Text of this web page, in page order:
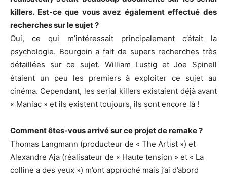
killers. Est-ce que vous avez également effectué des
recherches sur le sujet ?
Oui, ce qui m’intéressait principalement c’était la
psychologie. Bourgoin a fait de supers recherches très
détaillées sur ce sujet. William Lustig et Joe Spinell
étaient un peu les premiers à exploiter ce sujet au
cinéma. Cependant, les serial killers existaient déjà avant
« Maniac » et ils existent toujours, ils sont encore là !
Comment êtes-vous arrivé sur ce projet de remake ?
Thomas Langmann (producteur de « The Artist ») et
Alexandre Aja (réalisateur de « Haute tension » et « La
colline a des yeux ») m’ont approché mais j’ai d’abord